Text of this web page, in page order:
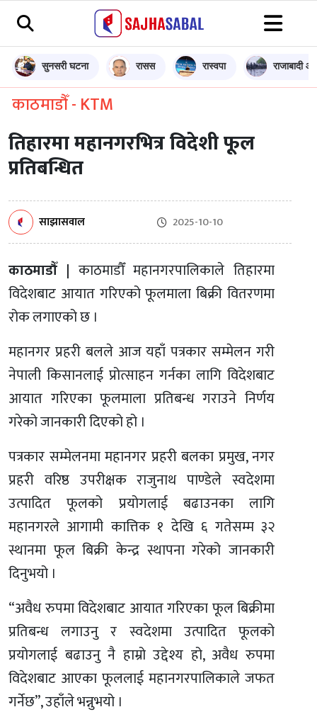
सुनसरी घटना रासस रास्वपा राजाबादी
काठमाडौँ - KTM
तिहारमा महानगरभित्र विदेशी फूल
प्रतिबन्धित
साझासवाल 2025-10-10
काठमाडौँ | काठमाडौँ महानगरपालिकाले तिहारमा
विदेशबाट आयात गरिएको फूलमाला बिक्री वितरणमा
रोक लगाएको छ ।
महानगर प्रहरी बलले आज यहाँ पत्रकार सम्मेलन गरी
नेपाली किसानलाई प्रोत्साहन गर्नका लागि विदेशबाट
आयात गरिएका फूलमाला प्रतिबन्ध गराउने निर्णय
गरेको जानकारी दिएको हो ।
पत्रकार सम्मेलनमा महानगर प्रहरी बलका प्रमुख, नगर
प्रहरी वरिष्ठ उपरीक्षक राजुनाथ पाण्डेले स्वदेशमा
उत्पादित फूलको प्रयोगलाई बढाउनका लागि
महानगरले आगामी कात्तिक १ देखि ६ गतेसम्म ३२
स्थानमा फूल बिक्री केन्द्र स्थापना गरेको जानकारी
दिनुभयो ।
“अवैध रुपमा विदेशबाट आयात गरिएका फूल बिक्रीमा
प्रतिबन्ध लगाउनु र स्वदेशमा उत्पादित फूलको
प्रयोगलाई बढाउनु नै हाम्रो उद्देश्य हो, अवैध रुपमा
विदेशबाट आएका फूललाई महानगरपालिकाले जफत
गर्नेछ”, उहाँले भन्नुभयो ।